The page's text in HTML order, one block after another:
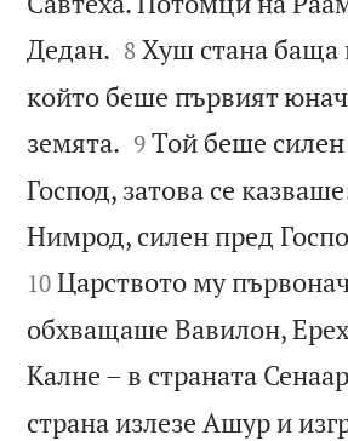
Дедан. 

8 Хуш стана
който беше първият
земята. 

9 Той беше
Господ, затова се
Нимрод, силен пред
10 Царството му
обхващаше Вавилон,
Калне – в страната
страна излезе Ашур и